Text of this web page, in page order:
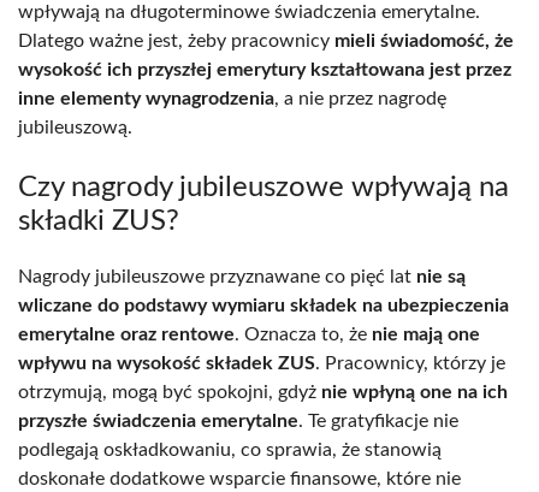
wpływają na długoterminowe świadczenia emerytalne.
Dlatego ważne jest, żeby pracownicy mieli świadomość, że
wysokość ich przyszłej emerytury kształtowana jest przez
inne elementy wynagrodzenia, a nie przez nagrodę
jubileuszową.
Czy nagrody jubileuszowe wpływają na
składki ZUS?
Nagrody jubileuszowe przyznawane co pięć lat nie są
wliczane do podstawy wymiaru składek na ubezpieczenia
emerytalne oraz rentowe. Oznacza to, że nie mają one
wpływu na wysokość składek ZUS. Pracownicy, którzy je
otrzymują, mogą być spokojni, gdyż nie wpłyną one na ich
przyszłe świadczenia emerytalne. Te gratyfikacje nie
podlegają oskładkowaniu, co sprawia, że stanowią
doskonałe dodatkowe wsparcie finansowe, które nie